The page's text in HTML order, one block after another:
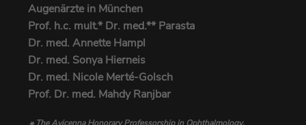
Augenärzte in München
Prof. h.c. mult.* Dr. med.** Parasta
Dr. med. Annette Hampl
Dr. med. Sonya Hierneis
Dr. med. Nicole Merté-Golsch
Prof. Dr. med. Mahdy Ranjbar
The Avicenna Honorary Professorship in Ophthalmology,